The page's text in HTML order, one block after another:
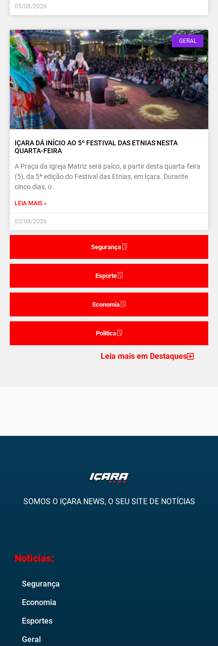
Segurança
Esporte
Economia
Politica
05/08/2026
GERAL
IÇARA DÁ INÍCIO AO 5º FESTIVAL DAS ETNIAS NESTA
QUARTA-FEIRA
A Praça da Igreja Matriz será palco, a partir desta quarta-feira
(5), da 5ª edição do Festival das Etnias, em Içara. Durante
cinco dias, o
LEIA MAIS »
05/08/2026
Leia mais em Destaques
SOMOS O IÇARA NEWS, O SEU SITE DE NOTÍCIAS
Noticias:
Segurança
Economia
Esportes
Geral